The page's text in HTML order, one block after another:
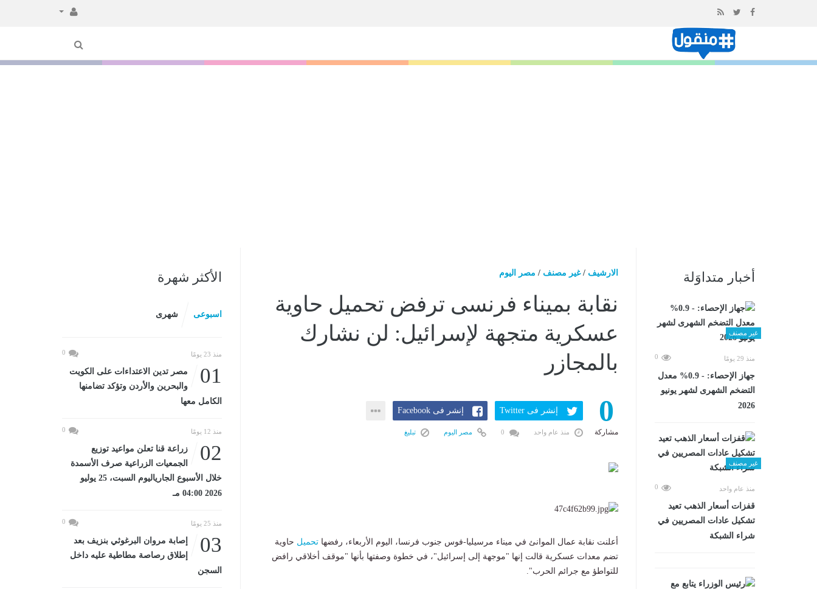
المحتوى
أخبار متداوَلة
غير مصنف
منذ 29 يومًا 0
جهاز الإحصاء: - 0.9% معدل
التضخم الشهرى لشهر يونيو
2026
غير مصنف
منذ عام واحد 0
قفزات أسعار الذهب تعيد
تشكيل عادات المصريين في
شراء الشبكة
الارشيف /غير مصنف / مصر اليوم
نقابة بميناء فرنسى ترفض تحميل حاوية
عسكرية متجهة لإسرائيل: لن نشارك
بالمجازر
0
مشاركة
إنشر فى Twitter إنشر فى Facebook
منذ عام واحد مصر اليوم تبليغ
أعلنت نقابة عمال الموانئ في ميناء مرسيليا-فوس جنوب فرنسا، اليوم الأربعاء، رفضها تحميل حاوية
تضم معدات عسكرية قالت إنها "موجهة إلى إسرائيل"، في خطوة وصفتها بأنها "موقف أخلاقي رافض
للتواطؤ مع جرائم الحرب".
الأكثر شهرة
اسبوعى شهرى
منذ 23 يومًا 0
01
مصر تدين الاعتداءات على الكويت
والبحرين والأردن وتؤكد تضامنها
الكامل معها
منذ 12 يومًا 0
02
زراعة قنا تعلن مواعيد توزيع
الجمعيات الزراعية صرف الأسمدة
خلال الأسبوع الجارياليوم السبت، 25 يوليو
2026 04:00 مـ
منذ 25 يومًا 0
03
إصابة مروان البرغوثي بنزيف بعد
إطلاق رصاصة مطاطية عليه داخل
السجن